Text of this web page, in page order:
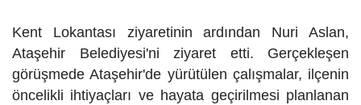
Kent Lokantası ziyaretinin ardından Nuri Aslan,
Ataşehir Belediyesi'ni ziyaret etti. Gerçekleşen
görüşmede Ataşehir'de yürütülen çalışmalar, ilçenin
öncelikli ihtiyaçları ve hayata geçirilmesi planlanan